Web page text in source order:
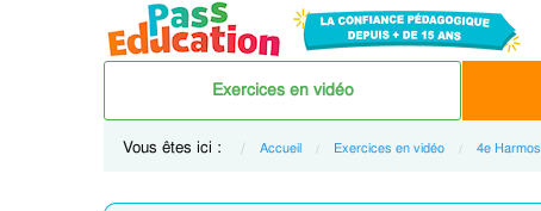
Exercices en vidéo
Vous êtes ici : Accueil Exercices en vidéo 4e Harmos